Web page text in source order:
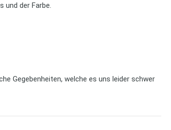
und der Farbe.
Gegebenheiten, welche es uns leider schwer